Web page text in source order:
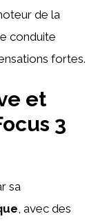
de la
conduite
fortes.
et
3
sa
, avec des